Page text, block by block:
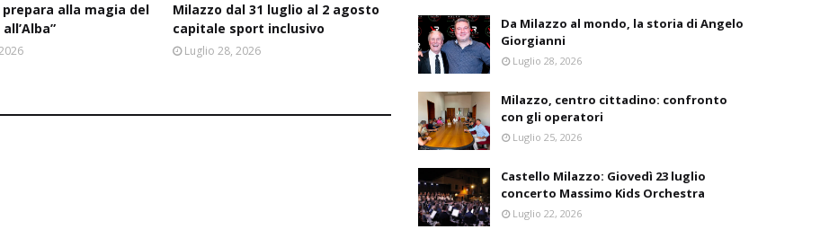
prepara alla magia del
Milazzo dal 31 luglio al 2 agosto
capitale sport inclusivo
Luglio 28, 2026
Da Milazzo al mondo, la storia di Angelo
Giorgianni
Luglio 28, 2026
Milazzo, centro cittadino: confronto
con gli operatori
Luglio 25, 2026
Castello Milazzo: Giovedì 23 luglio
concerto Massimo Kids Orchestra
Luglio 22, 2026